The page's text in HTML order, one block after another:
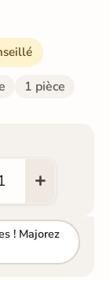
1 pièce
! Majorez